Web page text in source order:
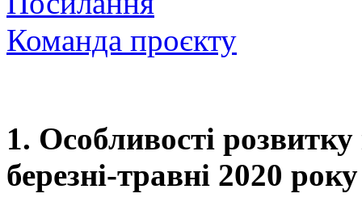
Команда проєкту
1. Особливості
березні-травні 2020 року